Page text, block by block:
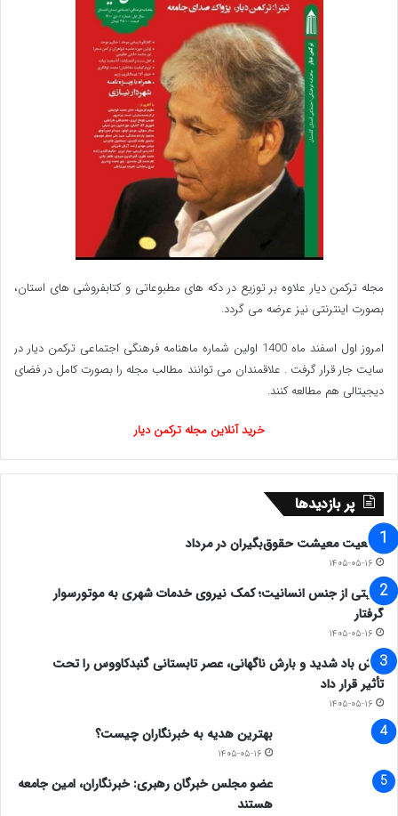
مجله ترکمن دیار علاوه بر توزیع در دکه های مطبوعاتی و کتابفروشی های استان،
بصورت اینترنتی نیز عرضه می گردد.‌
امروز اول اسفند ماه 1400 اولین شماره ماهنامه فرهنگی اجتماعی ترکمن دیار در
سایت جار قرار گرفت . علاقمندان می توانند مطالب مجله را بصورت کامل در فضای
دیجیتالی هم مطالعه کنند.
خرید آنلاین مجله ترکمن دیار
پر بازدیدها
وضعیت معیشت حقوق‌بگیران در مرداد
۱۴۰۵-۰۵-۱۶
روایتی از جنس انسانیت؛ کمک نیروی خدمات شهری به موتورسوار
گرفتار
۱۴۰۵-۰۵-۱۶
وزش باد شدید و بارش ناگهانی، عصر تابستانی گنبدکاووس را تحت
تأثیر قرار داد
۱۴۰۵-۰۵-۱۶
بهترین هدیه به خبرنگاران چیست؟
۱۴۰۵-۰۵-۱۶
عضو مجلس خبرگان رهبری: خبرنگاران، امین جامعه
هستند